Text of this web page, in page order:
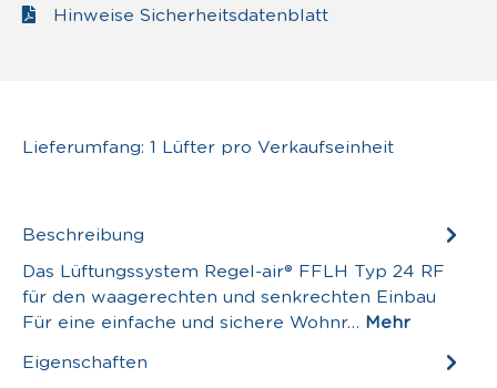
Hinweise Sicherheitsdatenblatt
Lieferumfang: 1 Lüfter pro Verkaufseinheit
Beschreibung
Das Lüftungssystem Regel-air® FFLH Typ 24 RF
für den waagerechten und senkrechten Einbau
Für eine einfache und sichere Wohnr… Mehr
Eigenschaften